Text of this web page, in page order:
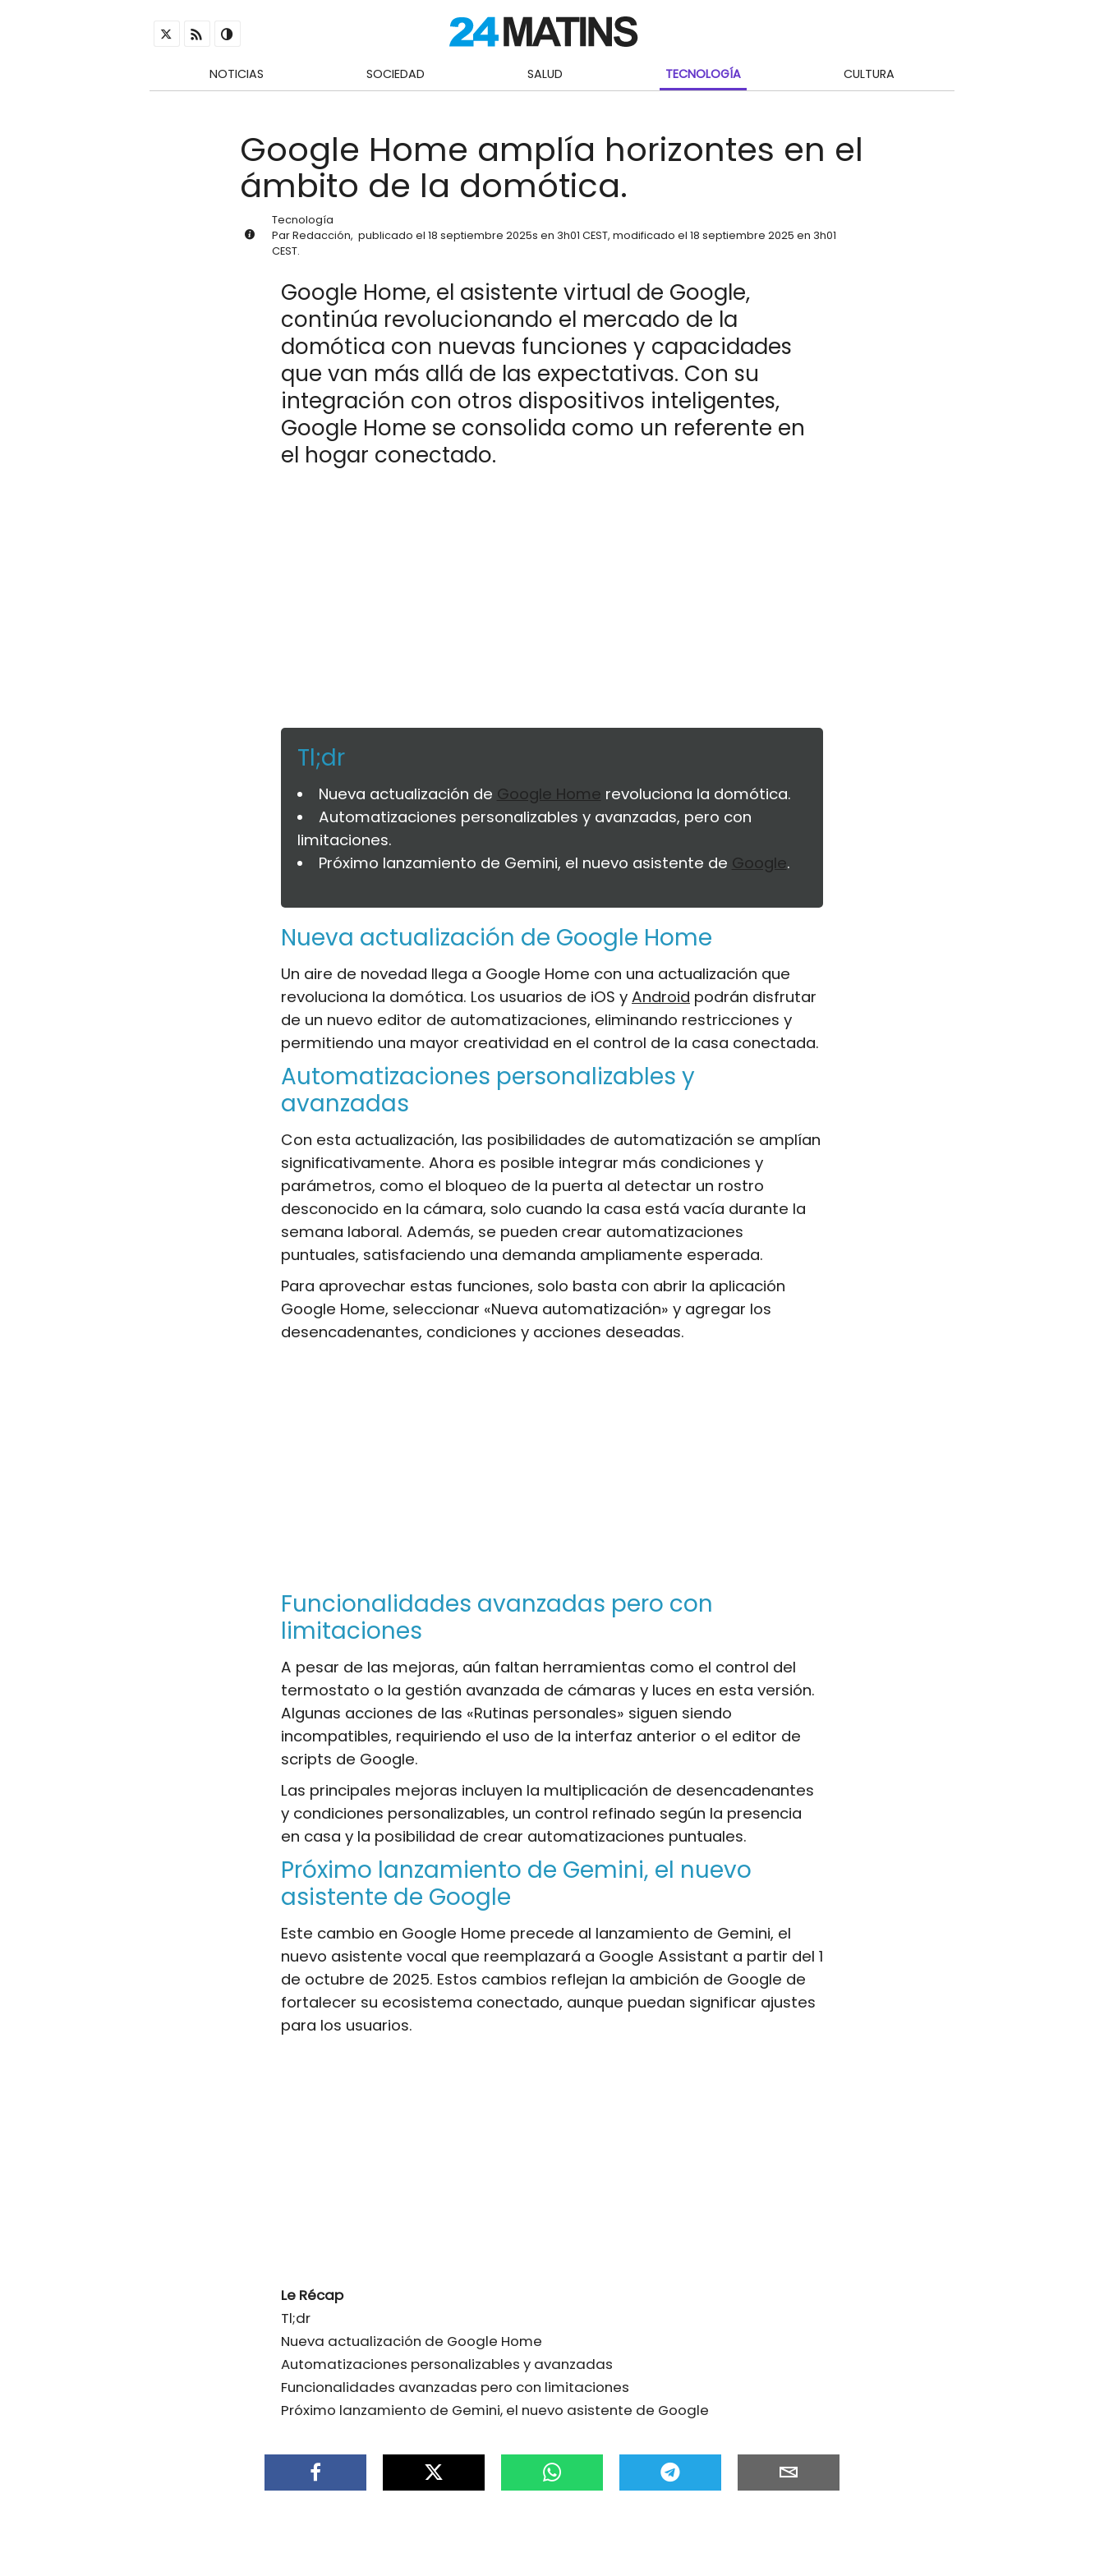
NOTICIAS SOCIEDAD SALUD TECNOLOGÍA CULTURA
Google Home amplía horizontes en el
ámbito de la domótica.
Tecnología
ParRedacción, publicado el 18 septiembre 2025s en 3h01 CEST, modificado el 18 septiembre 2025 en 3h01
CEST.
Google Home, el asistente virtual de Google,
continúa revolucionando el mercado de la
domótica con nuevas funciones y capacidades
que van más allá de las expectativas. Con su
integración con otros dispositivos inteligentes,
Google Home se consolida como un referente en
el hogar conectado.
Tl;dr
Nueva actualización de Google Home revoluciona la domótica.
Automatizaciones personalizables y avanzadas, pero con
limitaciones.
Próximo lanzamiento de Gemini, el nuevo asistente de Google.
Nueva actualización de Google Home
Un aire de novedad llega a Google Home con una actualización que
revoluciona la domótica. Los usuarios de iOS y Android podrán disfrutar
de un nuevo editor de automatizaciones, eliminando restricciones y
permitiendo una mayor creatividad en el control de la casa conectada.
Automatizaciones personalizables y
avanzadas
Con esta actualización, las posibilidades de automatización se amplían
significativamente. Ahora es posible integrar más condiciones y
parámetros, como el bloqueo de la puerta al detectar un rostro
desconocido en la cámara, solo cuando la casa está vacía durante la
semana laboral. Además, se pueden crear automatizaciones
puntuales, satisfaciendo una demanda ampliamente esperada.
Para aprovechar estas funciones, solo basta con abrir la aplicación
Google Home, seleccionar «Nueva automatización» y agregar los
desencadenantes, condiciones y acciones deseadas.
Funcionalidades avanzadas pero con
limitaciones
A pesar de las mejoras, aún faltan herramientas como el control del
termostato o la gestión avanzada de cámaras y luces en esta versión.
Algunas acciones de las «Rutinas personales» siguen siendo
incompatibles, requiriendo el uso de la interfaz anterior o el editor de
scripts de Google.
Las principales mejoras incluyen la multiplicación de desencadenantes
y condiciones personalizables, un control refinado según la presencia
en casa y la posibilidad de crear automatizaciones puntuales.
Próximo lanzamiento de Gemini, el nuevo
asistente de Google
Este cambio en Google Home precede al lanzamiento de Gemini, el
nuevo asistente vocal que reemplazará a Google Assistant a partir del 1
de octubre de 2025. Estos cambios reflejan la ambición de Google de
fortalecer su ecosistema conectado, aunque puedan significar ajustes
para los usuarios.
Le Récap
Tl;dr
Nueva actualización de Google Home
Automatizaciones personalizables y avanzadas
Funcionalidades avanzadas pero con limitaciones
Próximo lanzamiento de Gemini, el nuevo asistente de Google